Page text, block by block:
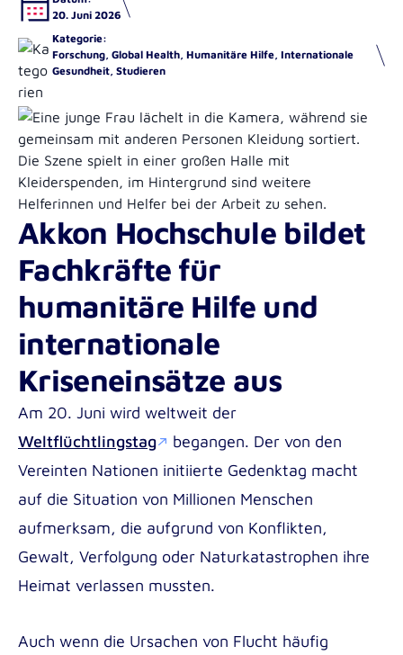
Internationale Not- und Katastrophenhilfe B.A.
Management in der Gefahrenabwehr B.Sc.
Masterstudiengänge der Akkon
Hochschule | Berlin
Führung in der Gefahrenabwehr und im
Krisenmanagement M.Sc.
Global Health M.Sc.
Bachelorstudiengänge der Akkon
Hochschule | Berlin
Medizin- und Notfallpädagogik B.A.
Pädagogik im Gesundheitswesen B.A.
Soziale Arbeit dual B.A.
Angewandte Psychologie B.Sc.
Masterstudiengänge der Akkon
International Office
Bibliothek
Corporate Design 2025 Relaunch
K3VR
Gaffen tötet!
ReVerSy
Interkulturelle Kompetenzen im Rettungsdienst
Belastungen im Rettungsdienst
Kooperation: „Gefährdungsbeurteilung im
internationalen Mitarbeiter*innen
(ITAC)
Institute for Research in International
20. Juni 2026
Kategorie:
Forschung, Global Health, Humanitäre Hilfe, Internationale
Gesundheit, Studieren
Akkon Hochschule bildet
Fachkräfte für
humanitäre Hilfe und
internationale
Kriseneinsätze aus
Am 20. Juni wird weltweit der
Weltflüchtlingstag
begangen. Der von den
Vereinten Nationen initiierte Gedenktag macht
auf die Situation von Millionen Menschen
aufmerksam, die aufgrund von Konflikten,
Gewalt, Verfolgung oder Naturkatastrophen ihre
Heimat verlassen mussten.
Auch wenn die Ursachen von Flucht häufig